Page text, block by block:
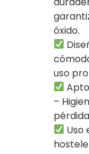
óxido.
uso
–
Uso